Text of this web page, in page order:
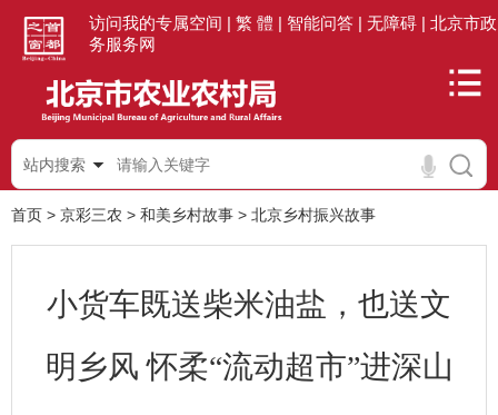
访问我的专属空间 | 繁 體 | 智能问答 | 无障碍 | 北京市政
务服务网
站内搜索
首页 > 京彩三农 > 和美乡村故事 > 北京乡村振兴故事
小货车既送柴米油盐，也送文
明乡风 怀柔“流动超市”进深山